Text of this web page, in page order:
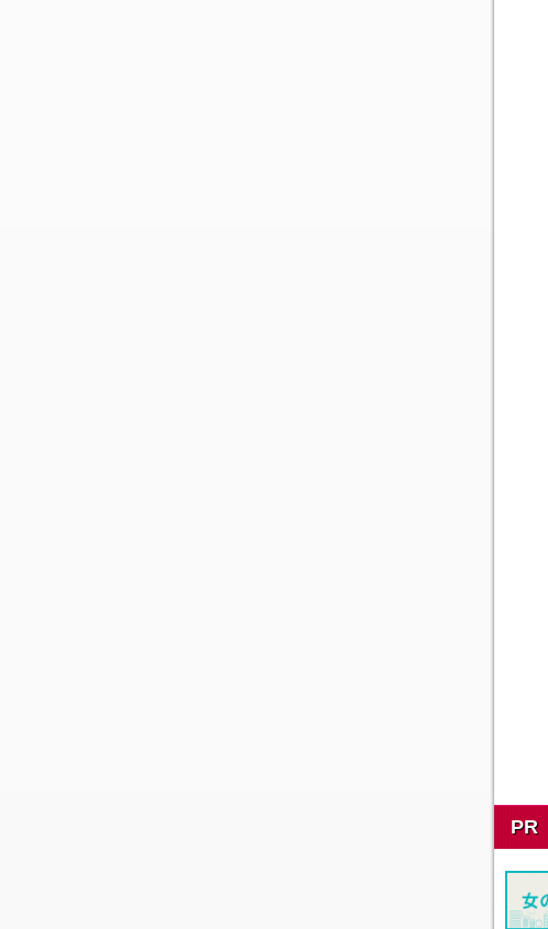
PR